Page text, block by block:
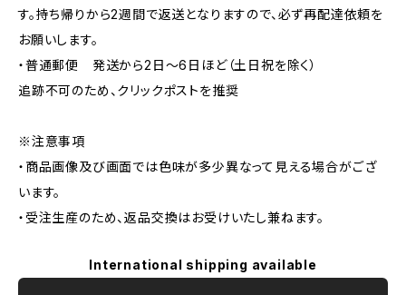
す。持ち帰りから2週間で返送となりますので、必ず再配達依頼を
お願いします。
・普通郵便 発送から2日〜6日ほど（土日祝を除く）
追跡不可のため、クリックポストを推奨
※注意事項
・商品画像及び画面では色味が多少異なって見える場合がござ
います。
・受注生産のため、返品交換はお受けいたし兼ねます。
International shipping available